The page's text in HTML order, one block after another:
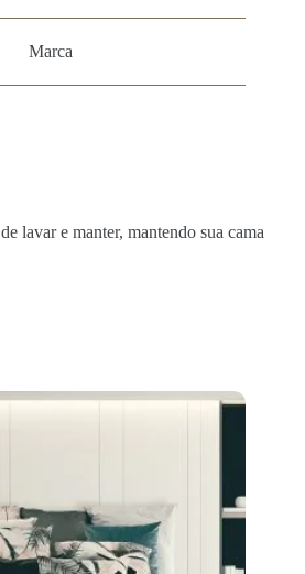
Marca
lavar e manter, mantendo sua cama